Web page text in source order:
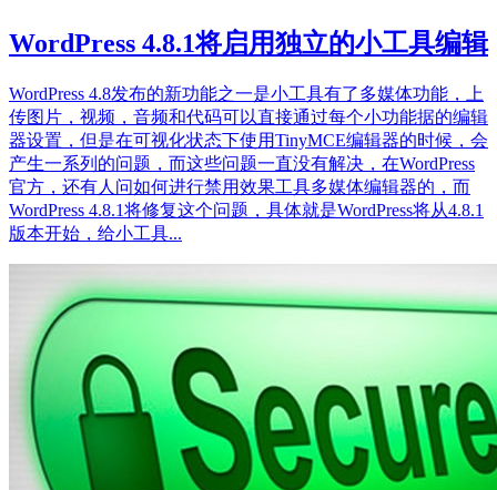
WordPress 4.8.1将启用独立的小工具编辑
WordPress 4.8发布的新功能之一是小工具有了多媒体功能，上
传图片，视频，音频和代码可以直接通过每个小功能据的编辑
器设置，但是在可视化状态下使用TinyMCE编辑器的时候，会
产生一系列的问题，而这些问题一直没有解决，在WordPress
官方，还有人问如何进行禁用效果工具多媒体编辑器的，而
WordPress 4.8.1将修复这个问题，具体就是WordPress将从4.8.1
版本开始，给小工具...